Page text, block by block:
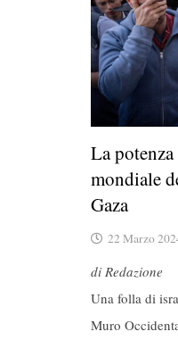
La
mondiale
Gaza
22 Marzo
di Redazione
Una folla di
Muro